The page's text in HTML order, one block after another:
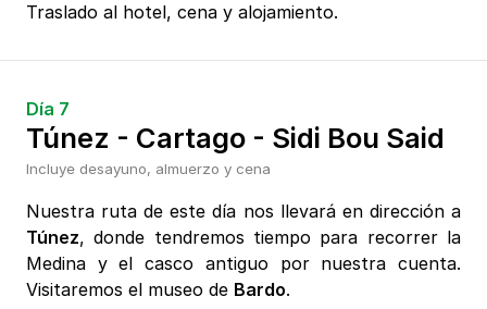
Traslado al hotel, cena y alojamiento.
Día 7
Túnez - Cartago - Sidi Bou Said
Incluye desayuno, almuerzo y cena
Nuestra ruta de este día nos llevará en dirección a
Túnez, donde tendremos tiempo para recorrer la
Medina y el casco antiguo por nuestra cuenta.
Visitaremos el museo de Bardo.